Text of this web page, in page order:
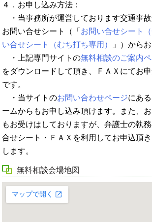
４．お申し込み方法：
・当事務所が運営しております交通事
お問い合せシート（「 お問い合せシート（
い合せシート（むち打ち専用）
」）から
・上記専門サイトの無料相談のご案内
をダウンロードして頂き、ＦＡＸにてお
です。
・当サイトのお問い合わせページにあ
ームからもお申し込み頂けます。また、
もお受けはしておりますが、弁護士の執
合せシート・ＦＡＸを利用してお申込頂
します。
無料相談会場地図